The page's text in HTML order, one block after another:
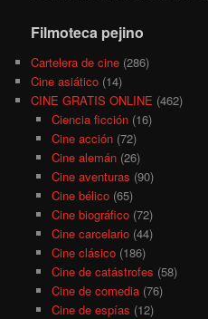
Filmoteca pejino
Cartelera de cine (286)
Cine asiático (14)
CINE GRATIS ONLINE (462)
Ciencia ficción(16)
Cine acción(72)
Cine alemán(26)
Cine aventuras (90)
Cine bélico(65)
Cine biográfico(72)
Cine carcelario(44)
Cine clásico(186)
Cine de catástrofes (58)
Cine de comedia(76)
Cine de espías (12)